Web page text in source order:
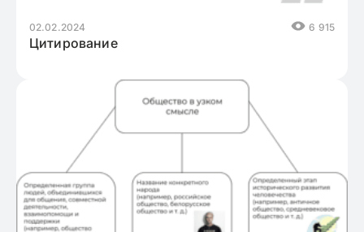
02.02.2024 6 915
Цитирование